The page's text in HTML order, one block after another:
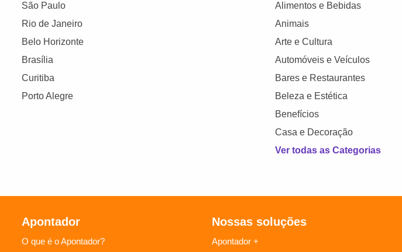
São Paulo
Rio de Janeiro
Belo Horizonte
Brasília
Curitiba
Porto Alegre
Alimentos e Bebidas
Animais
Arte e Cultura
Automóveis e Veículos
Bares e Restaurantes
Beleza e Estética
Benefícios
Casa e Decoração
Ver todas as Categorias
Apontador
O que é o Apontador?
Nossas soluções
Apontador +